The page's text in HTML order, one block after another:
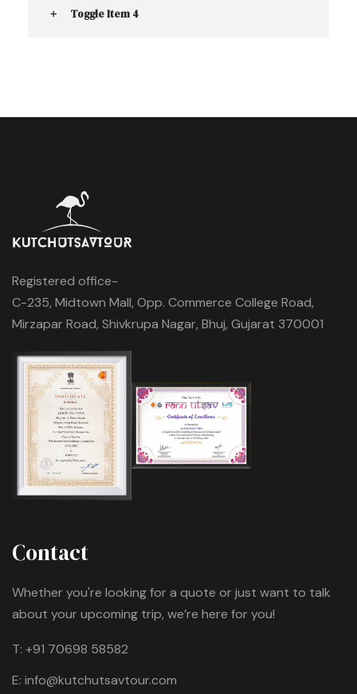
Toggle Item 4
Registered office-
C-235, Midtown Mall, Opp. Commerce College Road,
Mirzapar Road, Shivkrupa Nagar, Bhuj, Gujarat 370001
Contact
Whether you're looking for a quote or just want to talk
about your upcoming trip, we’re here for you!
T: +91 70698 58582
E: info@kutchutsavtour.com